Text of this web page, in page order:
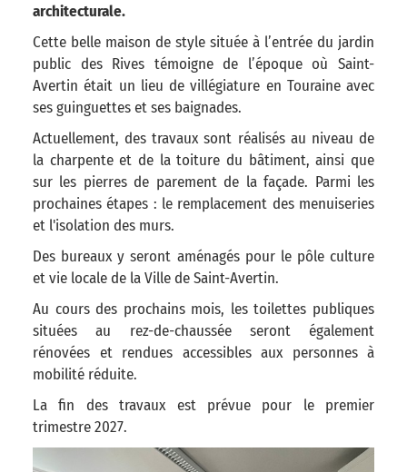
architecturale.
Cette belle maison de style située à l’entrée du jardin
public des Rives témoigne de l’époque où Saint-
Avertin était un lieu de villégiature en Touraine avec
ses guinguettes et ses baignades.
Actuellement, des travaux sont réalisés au niveau de
la charpente et de la toiture du bâtiment, ainsi que
sur les pierres de parement de la façade. Parmi les
prochaines étapes : le remplacement des menuiseries
et l'isolation des murs.
Des bureaux y seront aménagés pour le pôle culture
et vie locale de la Ville de Saint-Avertin.
Au cours des prochains mois, les toilettes publiques
situées au rez-de-chaussée seront également
rénovées et rendues accessibles aux personnes à
mobilité réduite.
La fin des travaux est prévue pour le premier
trimestre 2027.